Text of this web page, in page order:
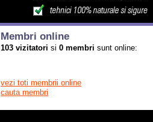
Membri online
103 vizitatori si 0 membri sunt online:
vezi toti membrii online
cauta membri